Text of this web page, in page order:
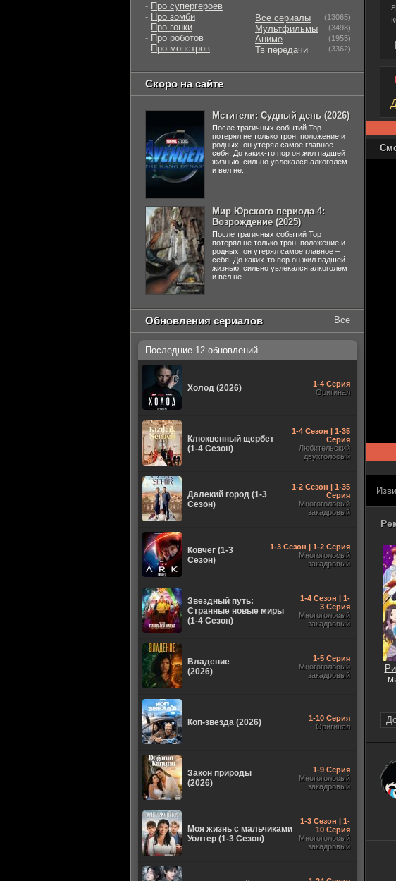
- Про супергероев
- Про зомби
- Про гонки
- Про роботов
- Про монстров
Все сериалы (13065)
Мультфильмы (3498)
Аниме (1955)
Тв передачи (3362)
Скоро на сайте
Мстители: Судный день (2026)
После трагичных событий Тор
потерял не только трон, положение и
родных, он утерял самое главное –
себя. До каких-то пор он жил падшей
жизнью, сильно увлекался алкоголем
и вел не...
Мир Юрского периода 4:
Возрождение (2025)
После трагичных событий Тор
потерял не только трон, положение и
родных, он утерял самое главное –
себя. До каких-то пор он жил падшей
жизнью, сильно увлекался алкоголем
и вел не...
Обновления сериалов Все
Последние 12 обновлений
Холод (2026)
1-4 Серия
Оригинал
Клюквенный щербет
(1-4 Сезон)
1-4 Сезон | 1-35
Серия
Любительский
двухголосый
Далекий город (1-3
Сезон)
1-2 Сезон | 1-35
Серия
Многоголосый
закадровый
Ковчег (1-3
Сезон)
1-3 Сезон | 1-2 Серия
Многоголосый
закадровый
Звездный путь:
Странные новые миры
(1-4 Сезон)
1-4 Сезон | 1-
3 Серия
Многоголосый
закадровый
Владение
(2026)
1-5 Серия
Многоголосый
закадровый
Коп-звезда (2026)
1-10 Серия
Оригинал
Закон природы
(2026)
1-9 Серия
Многоголосый
закадровый
Моя жизнь с мальчиками
Уолтер (1-3 Сезон)
1-3 Сезон | 1-
10 Серия
Многоголосый
закадровый